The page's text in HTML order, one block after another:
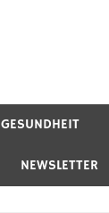
GESUNDHEIT
NEWSLETTER